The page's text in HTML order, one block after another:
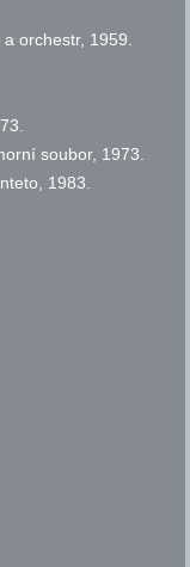
orchestr, 1959.
soubor, 1973.
1983.